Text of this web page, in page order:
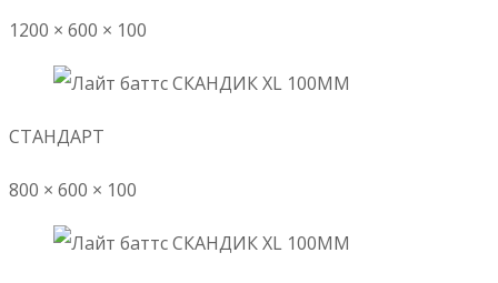
1200 × 600 × 100
СТАНДАРТ
800 × 600 × 100